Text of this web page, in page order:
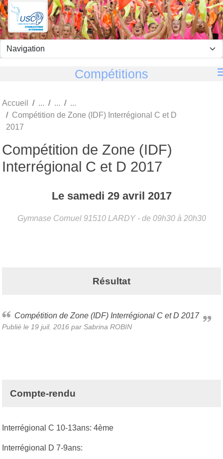
Compétitions
Accueil
Compétition de Zone (IDF) Interrégional C et D
2017
Compétition de Zone (IDF)
Interrégional C et D 2017
Le samedi 29 avril 2017
Gymnase Cornuel 91510 LARDY - de 09h30 à 20h30
Résultat
Compétition de Zone (IDF) Interrégional C et D 2017
Publié le 19 juil. 2016 par Sabrina ROBIN
Compte-rendu
Interrégional C 10-13ans: 4ème
Interrégional D 7-9ans:
Panneau de gestion des cookies